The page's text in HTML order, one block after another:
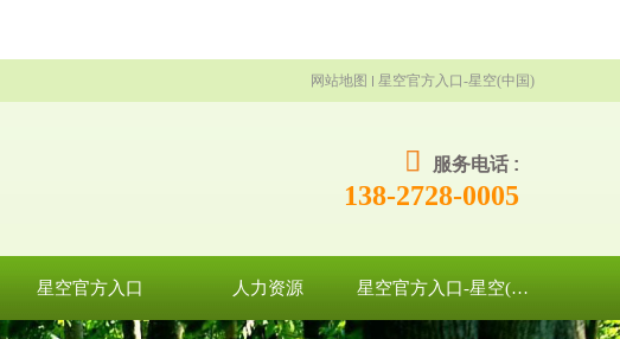
网站地图 星空官方入口-星空(中国)
服务电话 :
138-2728-0005
星空官方入口 人力资源 星空官方入口-星空(中国)